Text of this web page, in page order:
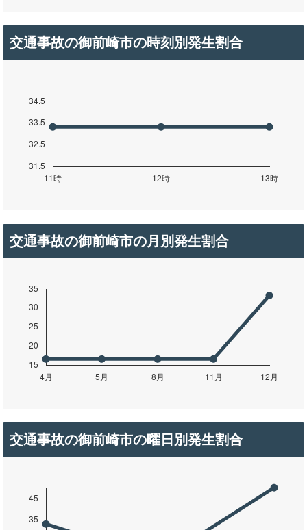
交通事故の御前崎市の時刻別発生割合
交通事故の御前崎市の月別発生割合
交通事故の御前崎市の曜日別発生割合